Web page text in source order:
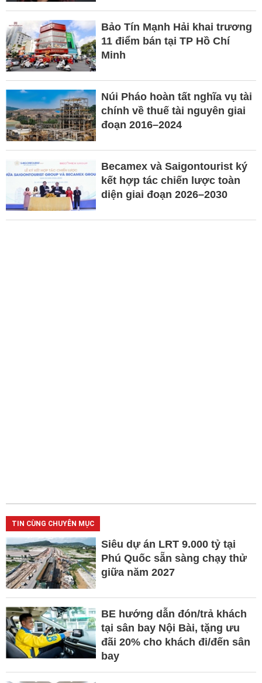
Bảo Tín Mạnh Hải khai trương
11 điểm bán tại TP Hồ Chí
Minh
Núi Pháo hoàn tất nghĩa vụ tài
chính về thuế tài nguyên giai
đoạn 2016–2024
Becamex và Saigontourist ký
kết hợp tác chiến lược toàn
diện giai đoạn 2026–2030
TIN CÙNG CHUYÊN MỤC
Siêu dự án LRT 9.000 tỷ tại
Phú Quốc sẵn sàng chạy thử
giữa năm 2027
BE hướng dẫn đón/trả khách
tại sân bay Nội Bài, tặng ưu
đãi 20% cho khách đi/đến sân
bay